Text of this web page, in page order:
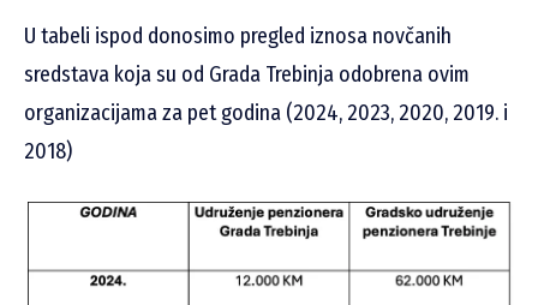
U tabeli ispod donosimo pregled iznosa novčanih
sredstava koja su od Grada Trebinja odobrena ovim
organizacijama za pet godina (2024, 2023, 2020, 2019. i
2018)